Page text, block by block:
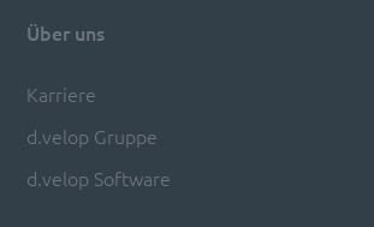
Über uns
Karriere
d.velop Gruppe
d.velop Software